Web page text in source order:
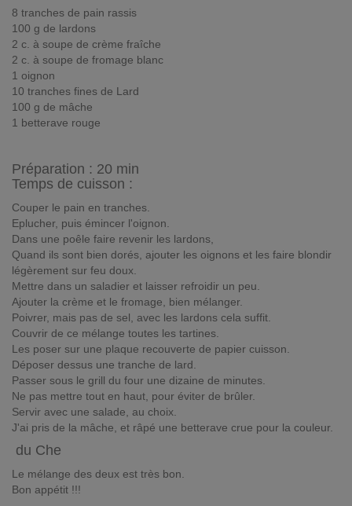
8 tranches de pain rassis
100 g de lardons
2 c. à soupe de crème fraîche
2 c. à soupe de fromage blanc
1 oignon
10 tranches fines de Lard
100 g de mâche
1 betterave rouge
Préparation : 20 min
Temps de cuisson :
Couper le pain en tranches.
Eplucher, puis émincer l'oignon.
Dans une poêle faire revenir les lardons,
Quand ils sont bien dorés, ajouter les oignons et les faire blondir
légèrement sur feu doux.
Mettre dans un saladier et laisser refroidir un peu.
Ajouter la crème et le fromage, bien mélanger.
Poivrer, mais pas de sel, avec les lardons cela suffit.
Couvrir de ce mélange toutes les tartines.
Les poser sur une plaque recouverte de papier cuisson.
Déposer dessus une tranche de lard.
Passer sous le grill du four une dizaine de minutes.
Ne pas mettre tout en haut, pour éviter de brûler.
Servir avec une salade, au choix.
J'ai pris de la mâche, et râpé une betterave crue pour la couleur.
du Che
Le mélange des deux est très bon.
Bon appétit !!!